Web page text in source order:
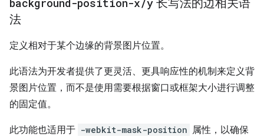
background-position-x/y 长写法的边相关语
法
定义相对于某个边缘的背景图片位置。
此语法为开发者提供了更灵活、更具响应性的机制来定义背
景图片位置，而不是使用需要根据窗口或框架大小进行调整
的固定值。
此功能也适用于 -webkit-mask-position 属性，以确保